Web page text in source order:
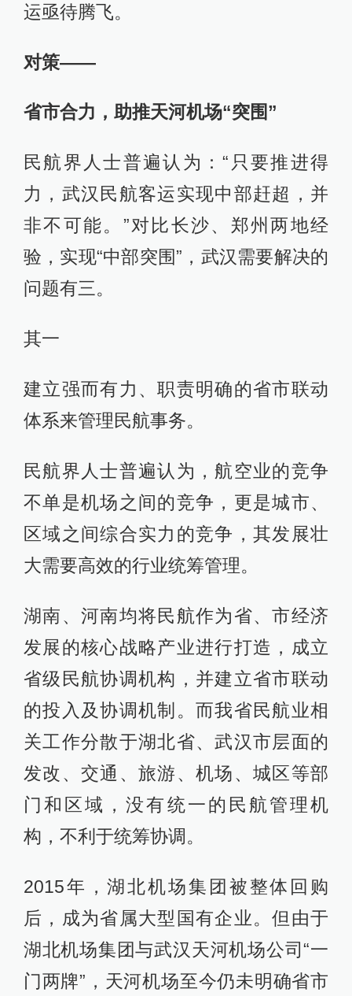
运亟待腾飞。
对策——
省市合力，助推天河机场“突围”
民航界人士普遍认为：“只要推进得
力，武汉民航客运实现中部赶超，并
非不可能。”对比长沙、郑州两地经
验，实现“中部突围”，武汉需要解决的
问题有三。
其一
建立强而有力、职责明确的省市联动
体系来管理民航事务。
民航界人士普遍认为，航空业的竞争
不单是机场之间的竞争，更是城市、
区域之间综合实力的竞争，其发展壮
大需要高效的行业统筹管理。
湖南、河南均将民航作为省、市经济
发展的核心战略产业进行打造，成立
省级民航协调机构，并建立省市联动
的投入及协调机制。而我省民航业相
关工作分散于湖北省、武汉市层面的
发改、交通、旅游、机场、城区等部
门和区域，没有统一的民航管理机
构，不利于统筹协调。
2015年，湖北机场集团被整体回购
后，成为省属大型国有企业。但由于
湖北机场集团与武汉天河机场公司“一
门两牌”，天河机场至今仍未明确省市